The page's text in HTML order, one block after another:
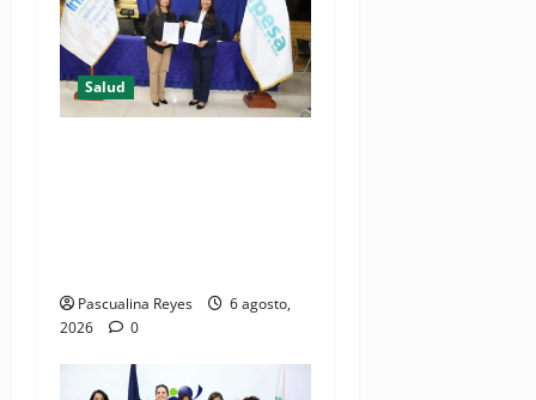
Salud
Pascualina Reyes
6 agosto,
2026
0